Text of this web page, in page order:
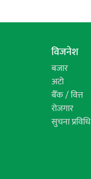
विजनेश
बजार
अटो
बैँक / वित्त
रोजगार
सुचना प्रविधि